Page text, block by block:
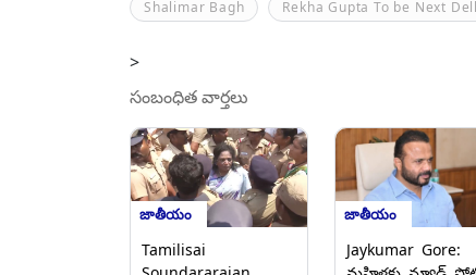
Shalimar Bagh Rekha Gupta To be Next
>
సంబంధిత వార్తలు
జాతీయం
Tamilisai
జాతీయం
Jaykumar Gore: